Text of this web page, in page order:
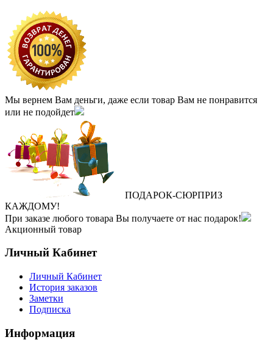
Мы вернем Вам деньги, даже если товар Вам не понравится
или не подойдет
ПОДАРОК‐СЮРПРИЗ
КАЖДОМУ!
При заказе любого товара Вы получаете от нас подарок!
Акционный товар
Личный Кабинет
Личный Кабинет
История заказов
Заметки
Подписка
Информация